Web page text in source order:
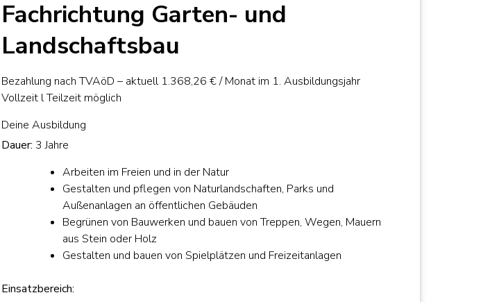
Fachrichtung Garten- und
Landschaftsbau
Bezahlung nach TVAöD – aktuell 1.368,26 € / Monat im 1. Ausbildungsjahr
Vollzeit l Teilzeit möglich
Deine Ausbildung
Dauer: 3 Jahre
Arbeiten im Freien und in der Natur
Gestalten und pflegen von Naturlandschaften, Parks und
Außenanlagen an öffentlichen Gebäuden
Begrünen von Bauwerken und bauen von Treppen, Wegen, Mauern
aus Stein oder Holz
Gestalten und bauen von Spielplätzen und Freizeitanlagen
Einsatzbereich: